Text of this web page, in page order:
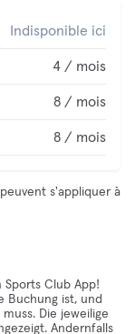
Indisponible ici
4 / mois
8 / mois
8 / mois
s'appliquer à
Club App!
Buchung ist, und
Die jeweilige
Andernfalls